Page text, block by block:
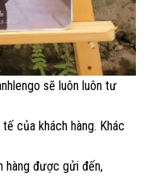
sẽ luôn luôn tư
của khách hàng. Khác
hàng được gửi đến,